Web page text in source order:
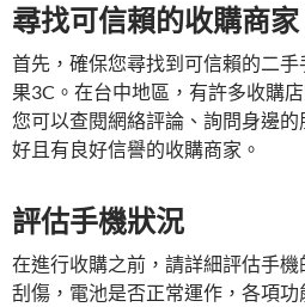
尋找可信賴的收購商家
首先，確保您尋找到可信賴的二
果3C。在台中地區，有許多收購
您可以查閱網絡評論、詢問身邊
好且有良好信譽的收購商家。
評估手機狀況
在進行收購之前，請詳細評估手
刮傷，電池是否正常運作，各項